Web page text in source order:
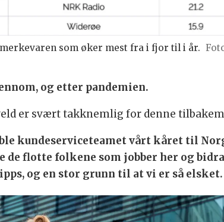
som øker mest fra i fjor til i år.
og etter pandemien.
er svært takknemlig for denne
kundeserviceteamet vårt kåret til
de flotte folkene som jobber her og
og en stor grunn til at vi er så elsket.